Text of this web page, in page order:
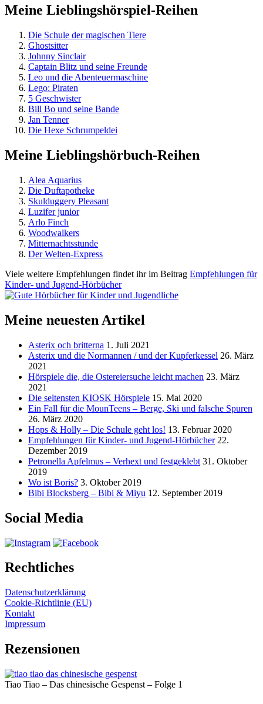
Meine Lieblingshörspiel-Reihen
Die Schule der magischen Tiere
Ghostsitter
Johnny Sinclair
Captain Blitz und seine Freunde
Leo und die Abenteuermaschine
Lego: Piraten
5 Geschwister
Bill Bo und seine Bande
Jan Tenner
Die Hexe Schrumpeldei
Meine Lieblingshörbuch-Reihen
Alea Aquarius
Die Duftapotheke
Skulduggery Pleasant
Luzifer junior
Arlo Finch
Woodwalkers
Mitternachtsstunde
Der Welten-Express
Viele weitere Empfehlungen findet ihr im Beitrag Empfehlungen für
Kinder- und Jugend-Hörbücher
Meine neuesten Artikel
Asterix och britterna 1. Juli 2021
Asterix und die Normannen / und der Kupferkessel 26. März
2021
Hörspiele die, die Ostereiersuche leicht machen 23. März
2021
Die seltensten KIOSK Hörspiele 15. Mai 2020
Ein Fall für die MounTeens – Berge, Ski und falsche Spuren
26. März 2020
Hops & Holly – Die Schule geht los! 13. Februar 2020
Empfehlungen für Kinder- und Jugend-Hörbücher 22.
Dezember 2019
Petronella Apfelmus – Verhext und festgeklebt 31. Oktober
2019
Wo ist Boris? 3. Oktober 2019
Bibi Blocksberg – Bibi & Miyu 12. September 2019
Social Media
Rechtliches
Datenschutzerklärung
Cookie-Richtlinie (EU)
Kontakt
Impressum
Rezensionen
Tiao Tiao – Das chinesische Gespenst – Folge 1